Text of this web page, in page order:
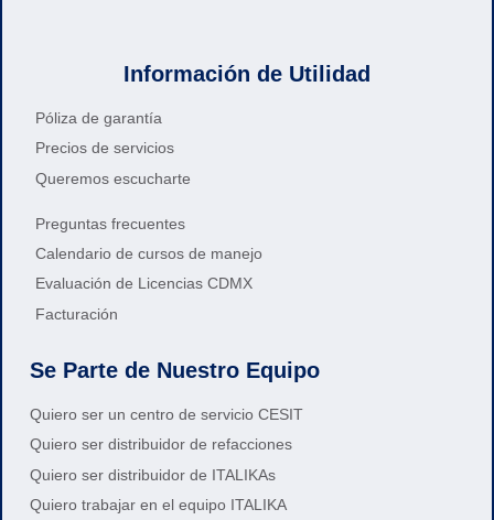
Información de Utilidad
Póliza de garantía
Precios de servicios
Queremos escucharte
Preguntas frecuentes
Calendario de cursos de manejo
Evaluación de Licencias CDMX
Facturación
Se Parte de Nuestro Equipo
Quiero ser un centro de servicio CESIT
Quiero ser distribuidor de refacciones
Quiero ser distribuidor de ITALIKAs
Quiero trabajar en el equipo ITALIKA